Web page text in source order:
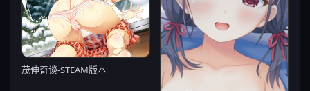
茂伸奇谈-STEAM版本